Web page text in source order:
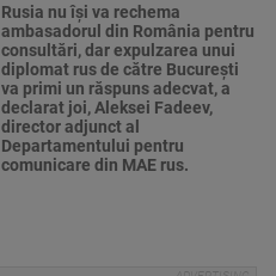
Rusia nu îşi va rechema
ambasadorul din România pentru
consultări, dar expulzarea unui
diplomat rus de către Bucureşti
va primi un răspuns adecvat, a
declarat joi, Aleksei Fadeev,
director adjunct al
Departamentului pentru
comunicare din MAE rus.